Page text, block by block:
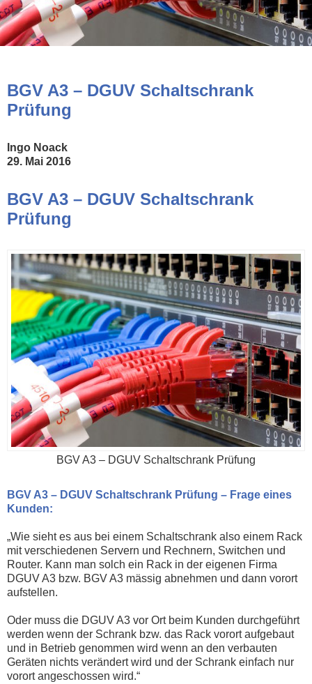
BGV A3 – DGUV Schaltschrank
Prüfung
Ingo Noack
29. Mai 2016
BGV A3 – DGUV Schaltschrank
Prüfung
BGV A3 – DGUV Schaltschrank Prüfung
BGV A3 – DGUV Schaltschrank Prüfung – Frage eines
Kunden:
„Wie sieht es aus bei einem Schaltschrank also einem Rack
mit verschiedenen Servern und Rechnern, Switchen und
Router. Kann man solch ein Rack in der eigenen Firma
DGUV A3 bzw. BGV A3 mässig abnehmen und dann vorort
aufstellen.
Oder muss die DGUV A3 vor Ort beim Kunden durchgeführt
werden wenn der Schrank bzw. das Rack vorort aufgebaut
und in Betrieb genommen wird wenn an den verbauten
Geräten nichts verändert wird und der Schrank einfach nur
vorort angeschossen wird.“